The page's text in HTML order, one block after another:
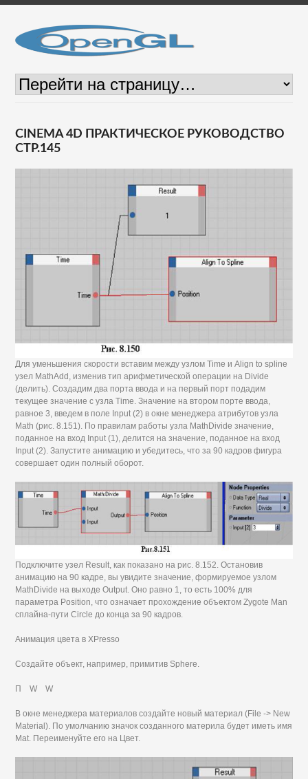
CINEMA 4D ПРАКТИЧЕСКОЕ РУКОВОДСТВО
СТР.145
Для уменьшения скорости вставим между узлом Time и Align to spline
узел MathAdd, изменив тип арифметической операции на Divide
(делить). Создадим два порта ввода и на первый порт подадим
текущее значение с узла Time. Значение на втором порте ввода,
равное 3, введем в поле Input (2) в окне менеджера атрибутов узла
Math (рис. 8.151). По правилам работы узла MathDivide значение,
поданное на вход Input (1), делится на значение, поданное на вход
Input (2). Запустите анимацию и убедитесь, что за 90 кадров фигура
совершает один полный оборот.
Подключите узел Result, как показано на рис. 8.152. Остановив
анимацию на 90 кадре, вы увидите значение, формируемое узлом
MathDivide на выходе Output. Оно равно 1, то есть 100% для
параметра Position, что означает прохождение объектом Zygote Man
сплайна-пути Circle до конца за 90 кадров.
Анимация цвета в XPresso
Создайте объект, например, примитив Sphere.
П W W
В окне менеджера материалов создайте новый материал (File -> New
Material). По умолчанию значок созданного материла будет иметь имя
Mat. Переименуйте его на Цвет.